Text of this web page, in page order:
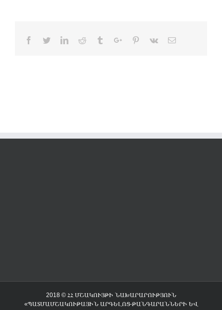
Facebook
TwitterLinkedinReddit TumblrGoogle+Pinterest
Vk Email
2018 © ՀՀ ՄՇԱԿՈՒՅԹԻ ՆԱԽԱՐԱՐՈՒԹՅՈՒՆ
«ՊԱՏՄԱՄՇԱԿՈՒԹԱՅԻՆ ԱՐԳԵԼՈՑ-ԹԱՆԳԱՐԱՆՆԵՐԻ ԵՎ